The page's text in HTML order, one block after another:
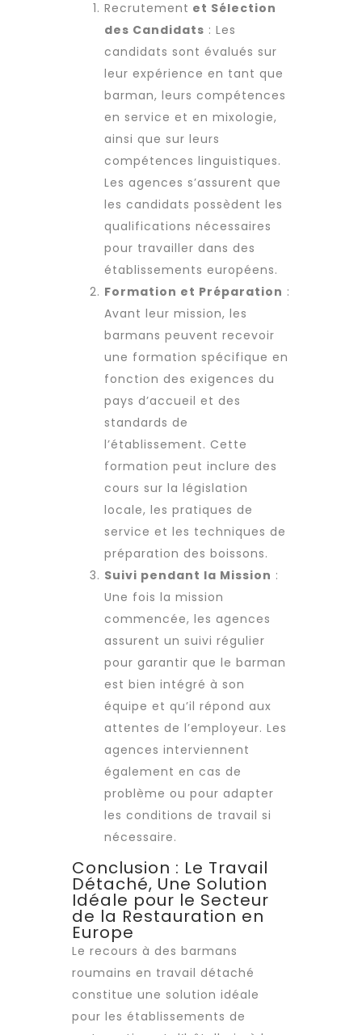
Recrutement et Sélection
des Candidats : Les
candidats sont évalués sur
leur expérience en tant que
barman, leurs compétences
en service et en mixologie,
ainsi que sur leurs
compétences linguistiques.
Les agences s’assurent que
les candidats possèdent les
qualifications nécessaires
pour travailler dans des
établissements européens.
Formation et Préparation :
Avant leur mission, les
barmans peuvent recevoir
une formation spécifique en
fonction des exigences du
pays d’accueil et des
standards de
l’établissement. Cette
formation peut inclure des
cours sur la législation
locale, les pratiques de
service et les techniques de
préparation des boissons.
Suivi pendant la Mission :
Une fois la mission
commencée, les agences
assurent un suivi régulier
pour garantir que le barman
est bien intégré à son
équipe et qu’il répond aux
attentes de l’employeur. Les
agences interviennent
également en cas de
problème ou pour adapter
les conditions de travail si
nécessaire.
Conclusion : Le Travail
Détaché, Une Solution
Idéale pour le Secteur
de la Restauration en
Europe
Le recours à des barmans
roumains en travail détaché
constitue une solution idéale
pour les établissements de